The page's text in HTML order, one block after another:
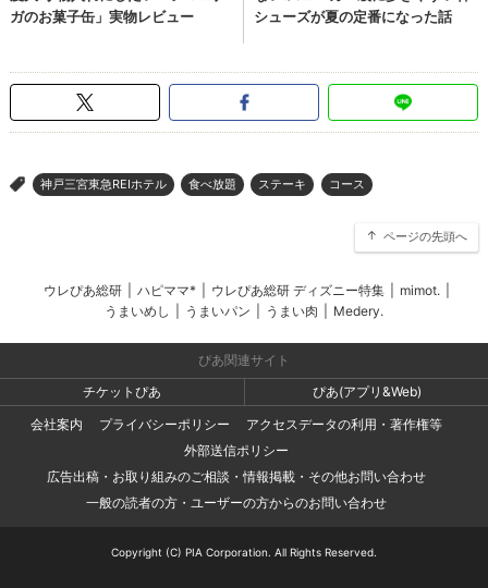
> 神戸三宮東急REIホテル 食べ放題 ステーキ コース
ページの先頭へ
ウレぴあ総研 ハピママ* ウレぴあ総研 ディズニー特集 mimot.
うまいめし
うまいパン うまい肉 Medery.
ぴあ関連サイト
チケットぴあ
ぴあ(アプリ&Web)
会社案内
プライバシーポリシー
アクセスデータの利用・著作権等
外部送信ポリシー
広告出稿・お取り組みのご相談・情報掲載・その他お問い合わせ
一般の読者の方・ユーザーの方からのお問い合わせ
Copyright (C) PIA Corporation. All Rights Reserved.